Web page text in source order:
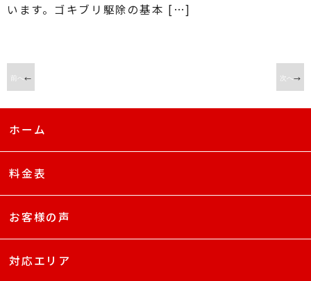
います。ゴキブリ駆除の基本 […]
前へ← 次へ→
ホーム
料金表
お客様の声
対応エリア